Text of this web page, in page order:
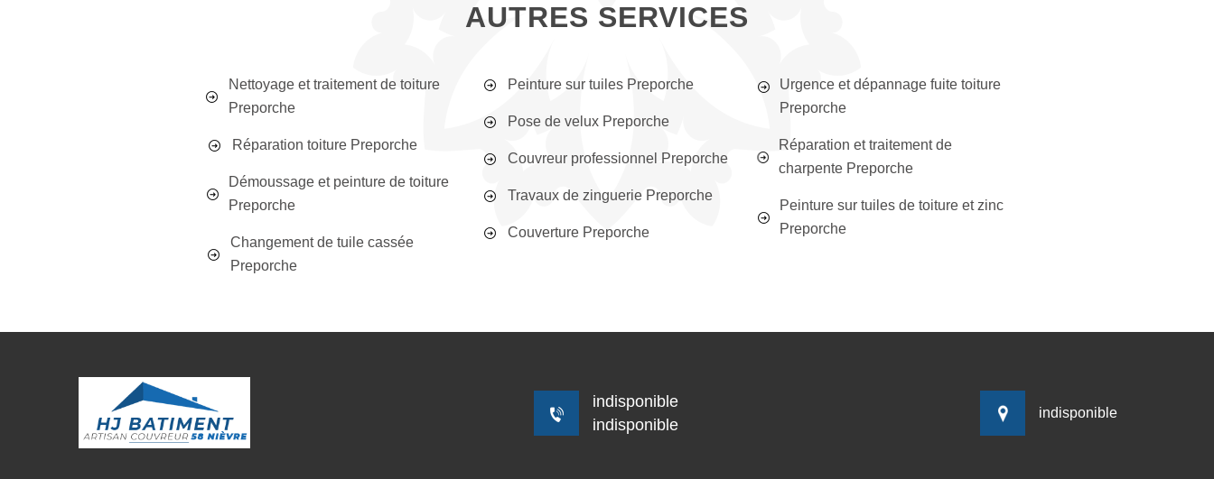
AUTRES SERVICES
Nettoyage et traitement de toiture
Preporche
Réparation toiture Preporche
Démoussage et peinture de toiture
Preporche
Changement de tuile cassée
Preporche
Peinture sur tuiles Preporche
Pose de velux Preporche
Couvreur professionnel Preporche
Travaux de zinguerie Preporche
Couverture Preporche
Urgence et dépannage fuite toiture
Preporche
Réparation et traitement de
charpente Preporche
Peinture sur tuiles de toiture et zinc
Preporche
indisponible
indisponible
indisponible